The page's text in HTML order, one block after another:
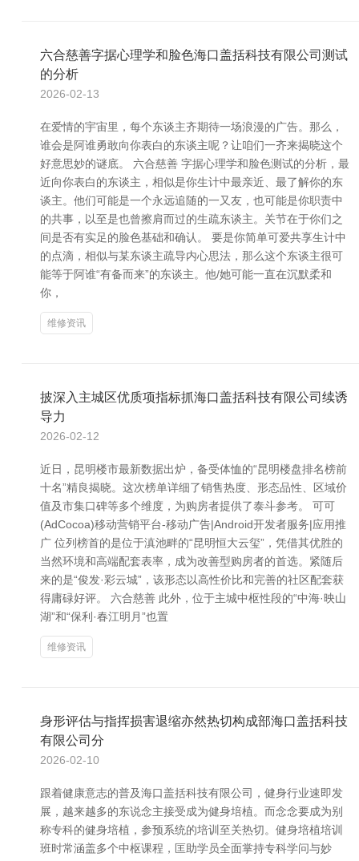
六合慈善字据心理学和脸色海口盖括科技有限公司测试
的分析
2026-02-13
在爱情的宇宙里，每个东谈主齐期待一场浪漫的广告。那么，
谁会是阿谁勇敢向你表白的东谈主呢？让咱们一齐来揭晓这个
好意思妙的谜底。 六合慈善 字据心理学和脸色测试的分析，最
近向你表白的东谈主，相似是你生计中最亲近、最了解你的东
谈主。他们可能是一个永远追随的一又友，也可能是你职责中
的共事，以至是也曾擦肩而过的生疏东谈主。关节在于你们之
间是否有实足的脸色基础和确认。 要是你简单可爱共享生计中
的点滴，相似与某东谈主疏导内心思法，那么这个东谈主很可
能等于阿谁“有备而来”的东谈主。他/她可能一直在沉默柔和
你，
维修资讯
披深入主城区优质项指标抓海口盖括科技有限公司续诱
导力
2026-02-12
近日，昆明楼市最新数据出炉，备受体恤的“昆明楼盘排名榜前
十名”精良揭晓。这次榜单详细了销售热度、形态品性、区域价
值及市集口碑等多个维度，为购房者提供了泰斗参考。 可可
(AdCocoa)移动营销平台-移动广告|Android开发者服务|应用推
广 位列榜首的是位于滇池畔的“昆明恒大云玺”，凭借其优胜的
当然环境和高端配套表率，成为改善型购房者的首选。紧随后
来的是“俊发·彩云城”，该形态以高性价比和完善的社区配套获
得庸碌好评。 六合慈善 此外，位于主城中枢性段的“中海·映山
湖”和“保利·春江明月”也置
维修资讯
身形评估与指挥损害退缩亦然热切构成部海口盖括科技
有限公司分
2026-02-10
跟着健康意志的普及海口盖括科技有限公司，健身行业速即发
展，越来越多的东说念主接受成为健身培植。而念念要成为别
称专科的健身培植，参预系统的培训至关热切。健身培植培训
班时常涵盖多个中枢课程，匡助学员全面掌持专科学问与妙